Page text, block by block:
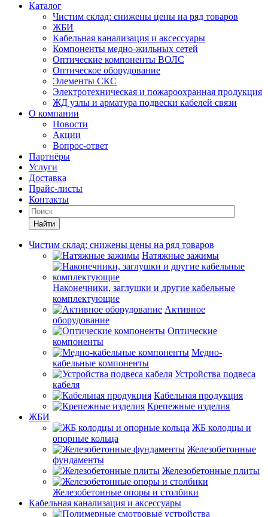
Каталог
Чистим склад: снижены цены на ряд товаров
ЖБИ
Кабельная канализация и аксессуары
Компоненты медно-жильных сетей
Оптические компоненты ВОЛС
Оптическое оборудование
Элементы СКС
Электротехническая и пожароохранная продукция
ЖД узлы и арматура подвески кабелей связи
О компании
Новости
Акции
Вопрос-ответ
Партнёры
Услуги
Доставка
Прайс-листы
Контакты
Найти
Чистим склад: снижены цены на ряд товаров
Натяжные зажимы
Наконечники, заглушки и другие кабельные
комплектующие
Активное
оборудование
Оптические
компоненты
Медно-
кабельные компоненты
Устройства подвеса
кабеля
Кабельная продукция
Крепежные изделия
ЖБИ
ЖБ колодцы и
опорные кольца
Железобетонные
фундаменты
Железобетонные плиты
Железобетонные опоры и столбики
Кабельная канализация и аксессуары